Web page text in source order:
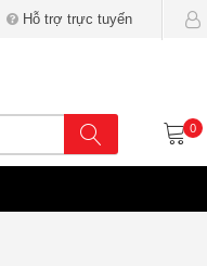
Hỗ trợ trực tuyến
0